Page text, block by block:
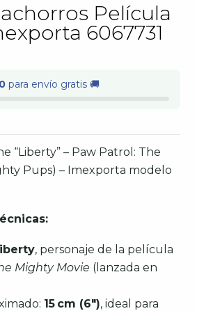
Película
6067731
para envío gratis 🚚
“Liberty” – Paw Patrol: The
Pups) – Imexporta modelo
, personaje de la película
Mighty Movie (lanzada en
15 cm (6"), ideal para